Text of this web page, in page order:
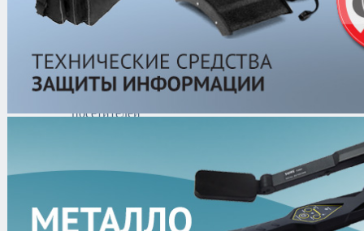
Съёмники
Электромагнитные
Защитные датчики
Оборудование InVue
(Открытая выкладка)
Счетчики
посетителей
Аксессуары к
Переговорные устройства